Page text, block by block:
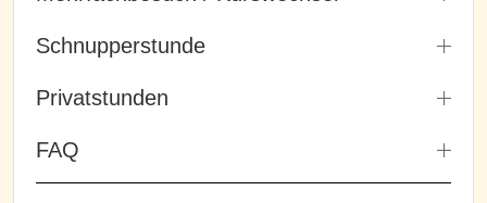
Schnupperstunde
Privatstunden
FAQ